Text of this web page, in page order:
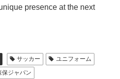
presence at the next
サッカー
ユニフォーム
保ジャパン